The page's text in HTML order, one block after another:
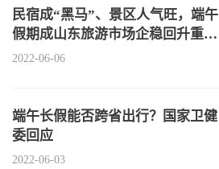
民宿成“黑马”、景区人气旺，端午
假期成山东旅游市场企稳回升重要
转折
2022-06-06
端午长假能否跨省出行？国家卫健
委回应
2022-06-03